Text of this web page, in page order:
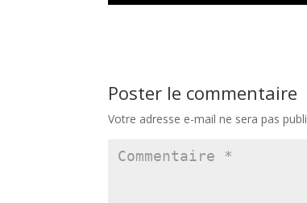
Poster le commentaire
Votre adresse e-mail ne sera pas